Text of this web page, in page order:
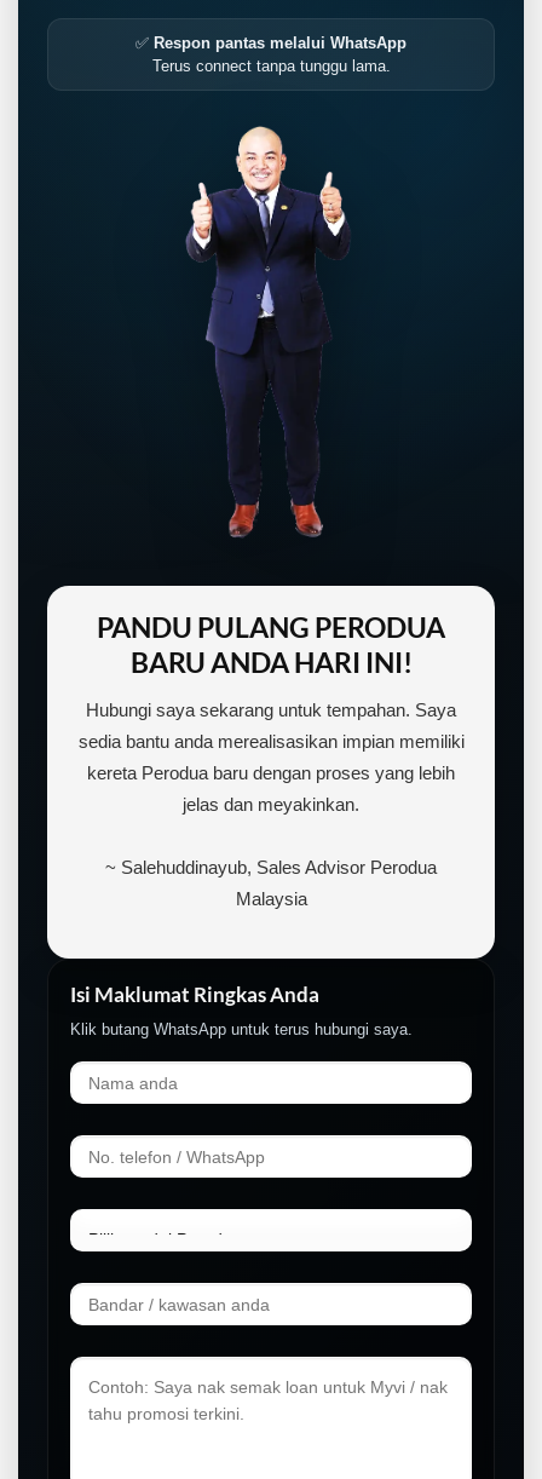
LIVE
✅ Respon pantas melalui WhatsApp
Terus connect tanpa tunggu lama.
PANDU PULANG PERODUA
BARU ANDA HARI INI!
Hubungi saya sekarang untuk tempahan. Saya
sedia bantu anda merealisasikan impian memiliki
kereta Perodua baru dengan proses yang lebih
jelas dan meyakinkan.
~ Salehuddinayub, Sales Advisor Perodua
Malaysia
Isi Maklumat Ringkas Anda
Klik butang WhatsApp untuk terus hubungi saya.